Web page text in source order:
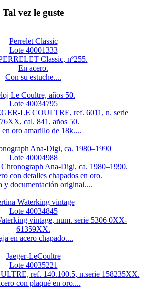
Tal vez le guste
Perrelet Classic
Lote 40001333
Classic, nº255.
En acero.
Con su estuche....
Le Coultre, años 50.
Lote 40034795
LE COULTRE, ref. 6011, n. serie
cal. 841, años 50.
en oro amarillo de 18k....
Ana-Digi, ca. 1980–1990
Lote 40004988
Ana-Digi, ca. 1980–1990.
con detalles chapados en oro.
y documentación original....
Waterking vintage
Lote 40034845
vintage, num. serie 5306 0XX-
61359XX.
en acero chapado....
Jaeger-LeCoultre
Lote 40035221
ref. 140.100.5, n.serie 158235XX.
con plaqué en oro....